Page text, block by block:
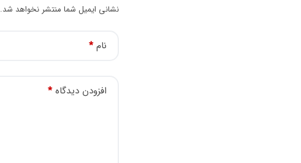
نشانی ایمیل شما منتشر نخواهد شد.
نام*
افزودن دیدگاه*